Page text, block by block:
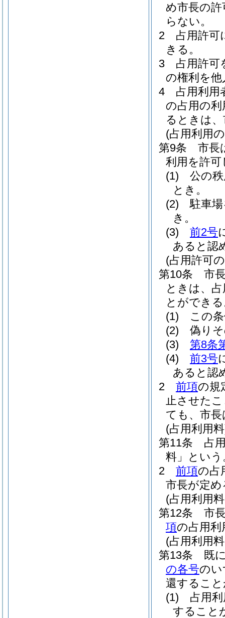
め市長の許
らない。
2
占用許可
きる。
3
占用許可
の権利を
4
占用利用
の占用の利
るときは
(占用利用
第9条
市長
利用を許
(1)
公の
とき。
(2)
駐車
き。
(3)
前2号
あると認
(占用許可
第10条
市
ときは、
とができ
(1)
この
(2)
偽り
(3)
第8条
(4)
前3号
あると認
2
前項の規
止させた
ても、市
(占用利用
第11条
占
料」という
2
前項の占
市長が定
(占用利用
第12条
市
項の占用
(占用利用
第13条
既
の各号のい
還するこ
(1)
占用
すること